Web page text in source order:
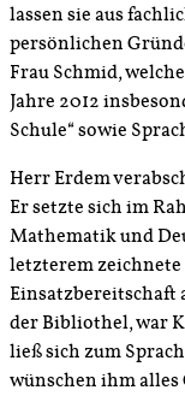
lassen sie aus
persönlichen
Frau Schmid,
Jahre 2012
Schule“ sowie
Herr Erdem
Er setzte sich im
Mathematik und
letzterem zeichnete
Einsatzbereitschaft
der Bibliothel, war
ließ sich zum
wünschen ihm alles